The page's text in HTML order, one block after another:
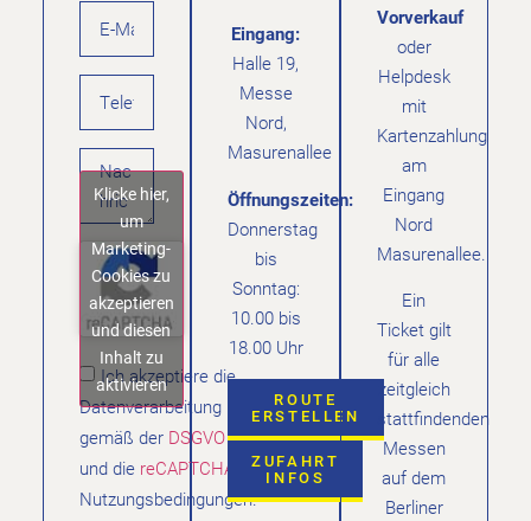
Klicke hier,
um
Marketing-
Cookies zu
akzeptieren
und diesen
Inhalt zu
aktivieren
Ich akzeptiere die
Datenverarbeitung
gemäß derDSGVO
und die reCAPTCHA
Nutzungsbedingungen.
Eingang:
Halle 19,
Messe
Nord,
Masurenallee
Öffnungszeiten:
Donnerstag
bis
Sonntag:
10.00 bis
18.00 Uhr
ROUTE
ERSTELLEN
ZUFAHRT
INFOS
Vorverkauf
oder
Helpdesk
mit
Kartenzahlung
am
Eingang
Nord
Masurenallee.
Ein
Ticket gilt
für alle
zeitgleich
stattfindenden
Messen
auf dem
Berliner